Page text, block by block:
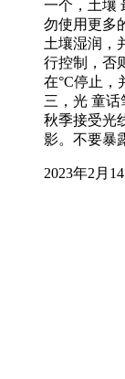
一个，土壤
勿使用更多
土壤湿润，
行控制，否
在°C停止，
三，光 童话
秋季接受光
影。不要暴
2023年2月14